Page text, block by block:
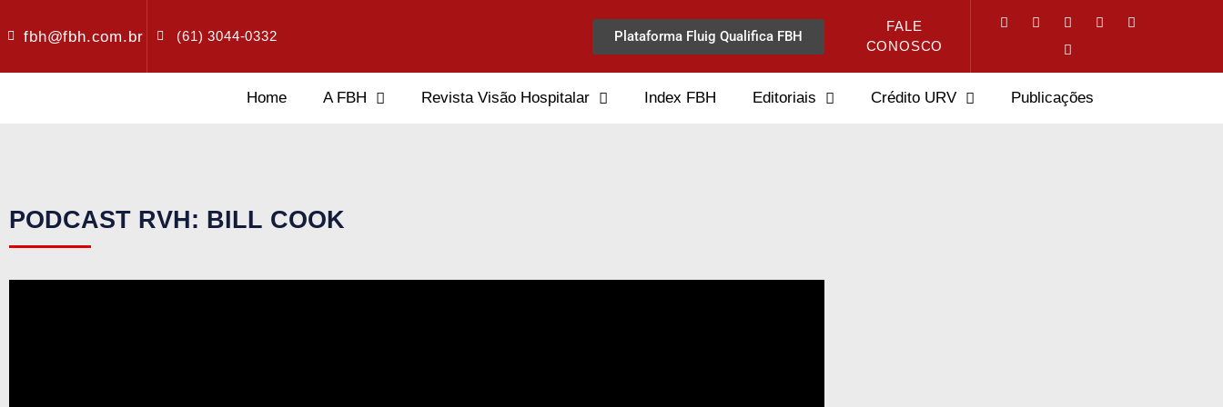
fbh@fbh.com.br (61) 3044-0332 Plataforma Fluig Qualifica FBH
FALE
CONOSCO
Home A FBH Revista Visão Hospitalar Index FBH Editoriais Crédito URV Publicações
PODCAST RVH: BILL COOK